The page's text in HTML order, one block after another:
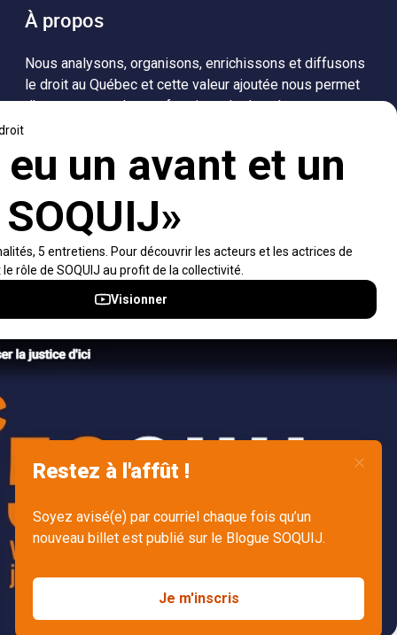
À propos
Nous analysons, organisons, enrichissons et diffusons
le droit au Québec et cette valeur ajoutée nous permet
d’accompagner les professionnels dans leurs
population dans sa compréhension du droit.
Accès rapides
À propos
Nétiquette
Notifications et fils RSS
Accès à l’information
© 2026 Société québécoise d'information juridique (SOQUIJ) - Tous
droits réservés | SOQUIJ est une société qui relève du